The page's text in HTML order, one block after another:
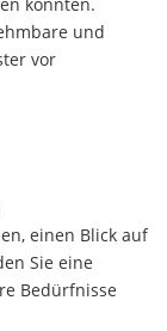
und
vor
einen Blick auf
Sie eine
Bedürfnisse